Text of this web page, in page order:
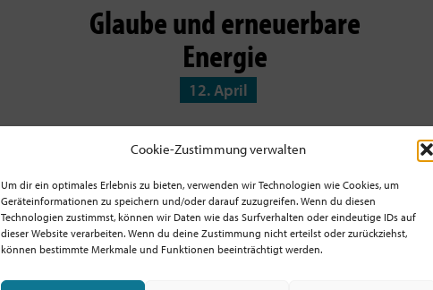
Cookie-Zustimmung verwalten
Um dir ein optimales Erlebnis zu bieten, verwenden wir Technologien wie Cookies, um
Geräteinformationen zu speichern und/oder darauf zuzugreifen. Wenn du diesen
Technologien zustimmst, können wir Daten wie das Surfverhalten oder eindeutige IDs auf
dieser Website verarbeiten. Wenn du deine Zustimmung nicht erteilst oder zurückziehst,
können bestimmte Merkmale und Funktionen beeinträchtigt werden.
Glaube und erneuerbare
Energie
12. April